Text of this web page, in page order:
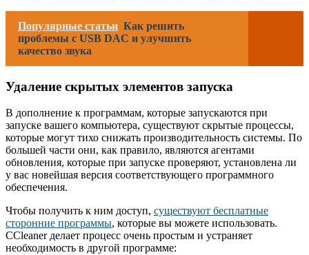
Популярные статьи Как решить
проблемы с USB DAC и улучшить
качество звука
Удаление скрытых элементов запуска
В дополнение к программам, которые запускаются при
запуске вашего компьютера, существуют скрытые процессы,
которые могут тихо снижать производительность системы. По
большей части они, как правило, являются агентами
обновления, которые при запуске проверяют, установлена ​​ли
у вас новейшая версия соответствующего программного
обеспечения.
Чтобы получить к ним доступ, существуют бесплатные
сторонние программы, которые вы можете использовать.
CCleaner делает процесс очень простым и устраняет
необходимость в другой программе: